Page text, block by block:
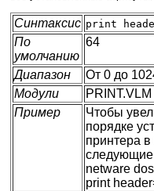
Синтаксис print
По
умолчанию
64
Диапазон
От 0 до
Модули
PRINT.VLM
Пример
Чтобы
порядке
принтера
следующие
netware
print